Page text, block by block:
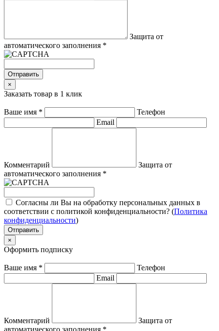
Защита от
автоматического заполнения *
Отправить
×
Заказать товар в 1 клик
Ваше имя *
Телефон
Email
Комментарий
Защита от
автоматического заполнения *
Согласны ли Вы на обработку персональных данных в
соответствии с политикой конфиденциальности? (Политика
конфиденциальности)
Отправить
×
Оформить подписку
Ваше имя *
Телефон
Email
Комментарий
Защита от
автоматического заполнения *